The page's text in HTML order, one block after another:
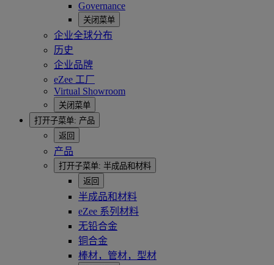
Governance
关闭菜单
企业全球分布
历史
企业品牌
eZee 工厂
Virtual Showroom
关闭菜单
打开子菜单: 产品
返回
产品
打开子菜单: 半成品和材料
返回
半成品和材料
eZee 系列材料
无铅合金
铜合金
棒材，管材，型材